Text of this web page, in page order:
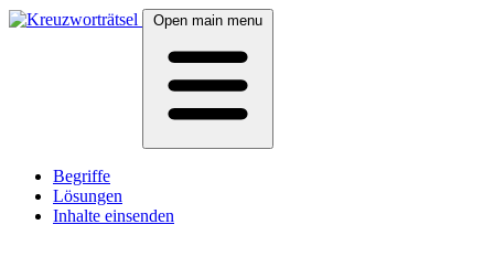
Open main menu
Begriffe
Lösungen
Inhalte einsenden